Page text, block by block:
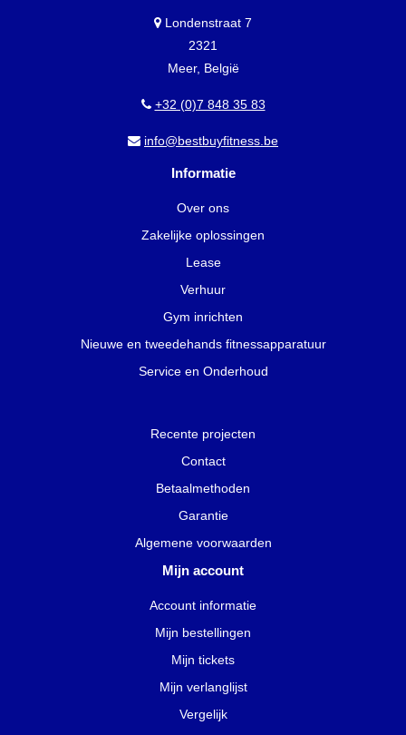
Londenstraat 7
2321
Meer, België
+32 (0)7 848 35 83
info@bestbuyfitness.be
Informatie
Over ons
Zakelijke oplossingen
Lease
Verhuur
Gym inrichten
Nieuwe en tweedehands fitnessapparatuur
Service en Onderhoud
Recente projecten
Contact
Betaalmethoden
Garantie
Algemene voorwaarden
Mijn account
Account informatie
Mijn bestellingen
Mijn tickets
Mijn verlanglijst
Vergelijk